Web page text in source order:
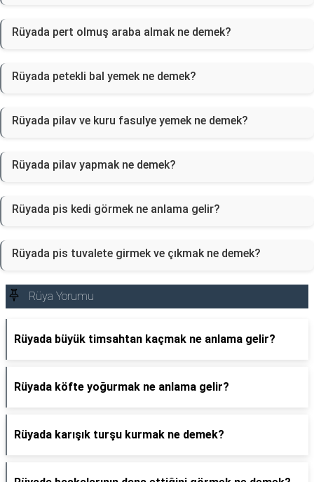
Rüyada pert olmuş araba almak ne demek?
Rüyada petekli bal yemek ne demek?
Rüyada pilav ve kuru fasulye yemek ne demek?
Rüyada pilav yapmak ne demek?
Rüyada pis kedi görmek ne anlama gelir?
Rüyada pis tuvalete girmek ve çıkmak ne demek?
Rüya Yorumu
Rüyada büyük timsahtan kaçmak ne anlama gelir?
Rüyada köfte yoğurmak ne anlama gelir?
Rüyada karışık turşu kurmak ne demek?